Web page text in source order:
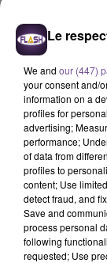
DERNIERS
18h40
18h40
DJO
End Of Beginning
Le
We and our (447)
your consent and/
information on a
profiles for
advertising;
performance;
of data from
profiles to
content; Use
detect fraud, and
Save and
process personal
following
requested; Use